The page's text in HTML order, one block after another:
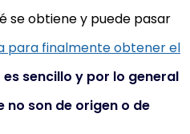
se obtiene y puede pasar
para finalmente obtener el
es sencillo y por lo general
no son de origen o de